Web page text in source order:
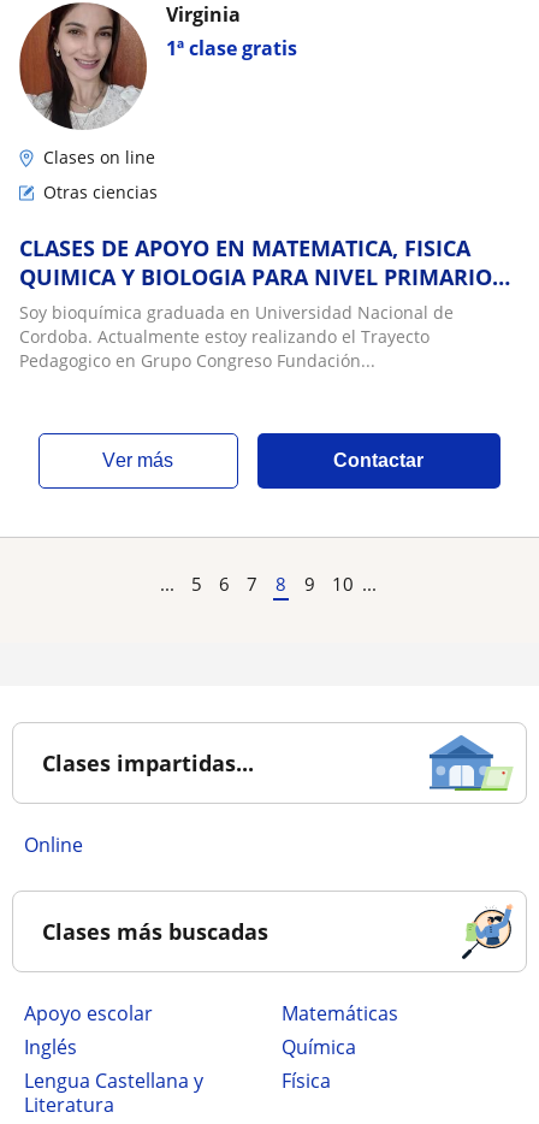
1ª clase gratis
Virginia
Clases on line
Otras ciencias
CLASES DE APOYO EN MATEMATICA, FISICA
QUIMICA Y BIOLOGIA PARA NIVEL PRIMARIO
SECUNDARIO Y UNIVERSITARIO
Soy bioquímica graduada en Universidad Nacional de
Cordoba. Actualmente estoy realizando el Trayecto
Pedagogico en Grupo Congreso Fundación...
ver más Contactar
... 5 6 7 8 9 10 ...
Clases impartidas...
online
Clases más buscadas
Apoyo escolar
Matemáticas
Inglés
Química
Lengua Castellana y
Literatura
Física